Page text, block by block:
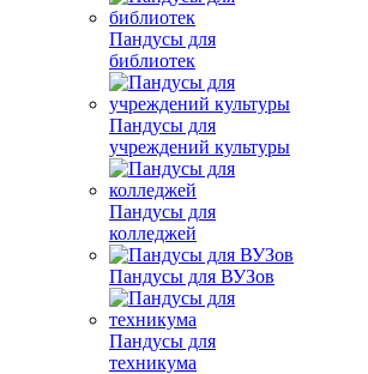
Пандусы для
библиотек
Пандусы для
учреждений культуры
Пандусы для
колледжей
Пандусы для ВУЗов
Пандусы для
техникума